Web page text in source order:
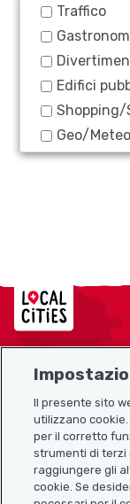
Traffico
Edifici
Shopping/
Geo/Meteo
Localcities
Link utili
Scarica l’app
Il presente sito
utilizzano
per il corretto
strumenti di terzi
raggiungere gli
cookie. Se